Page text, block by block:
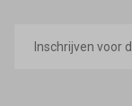
mailadres